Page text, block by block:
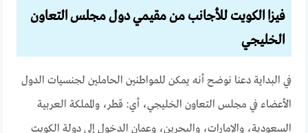
فيزا الكويت للأجانب من مقيمي دول مجلس التعاون
الخليجي
في البداية دعنا نوضح أنه يمكن للمواطنين الحاملين لجنسيات الدول
الأعضاء في مجلس التعاون الخليجي، أي: قطر، والمملكة العربية
السعودية، والإمارات، والبحرين، وعمان الدخول إلى دولة الكويت